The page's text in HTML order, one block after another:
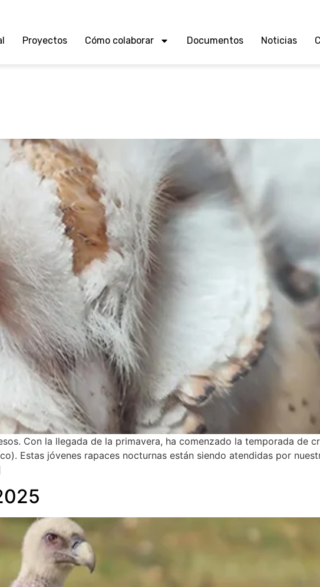
Proyectos Cómo colaborar Documentos Noticias
Con la llegada de la primavera, ha comenzado la temporada de
Estas jóvenes rapaces nocturnas están siendo atendidas por